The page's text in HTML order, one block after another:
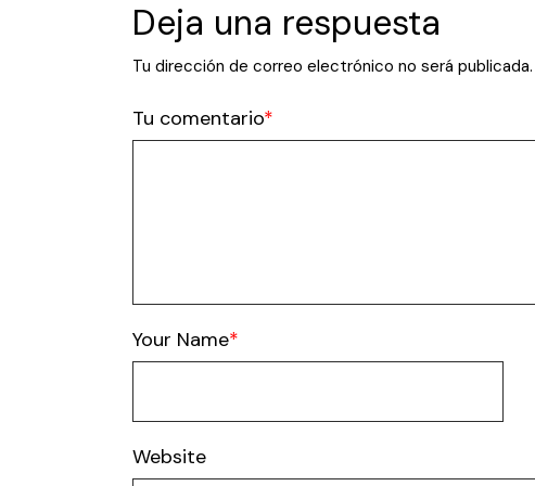
Deja una respuesta
Tu dirección de correo electrónico no será publicada.
Tu comentario
Your Name
Website